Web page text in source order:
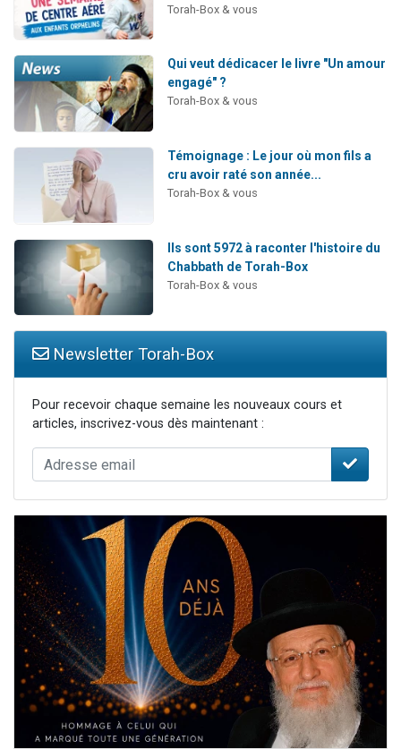
Torah-Box & vous
Qui veut dédicacer le livre "Un amour
engagé" ?
Torah-Box & vous
Témoignage : Le jour où mon fils a
cru avoir raté son année...
Torah-Box & vous
Ils sont 5972 à raconter l'histoire du
Chabbath de Torah-Box
Torah-Box & vous
Newsletter Torah-Box
Pour recevoir chaque semaine les nouveaux cours et
articles, inscrivez-vous dès maintenant :